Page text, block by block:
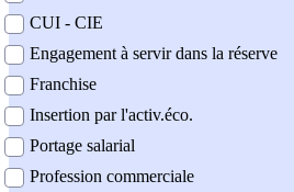
CUI - CIE
Engagement à servir dans la réserve
Franchise
Insertion par l'activ.éco.
Portage salarial
Profession commerciale